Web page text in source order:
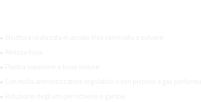
• Struttura realizzata in acciaio inox verniciato a polvere
• Altezza fissa
• Piastra superiore e base incluse
• Con molla ammortizzatore regolabile o con pistone a gas
• Riduzione degli urti per schiena e gambe